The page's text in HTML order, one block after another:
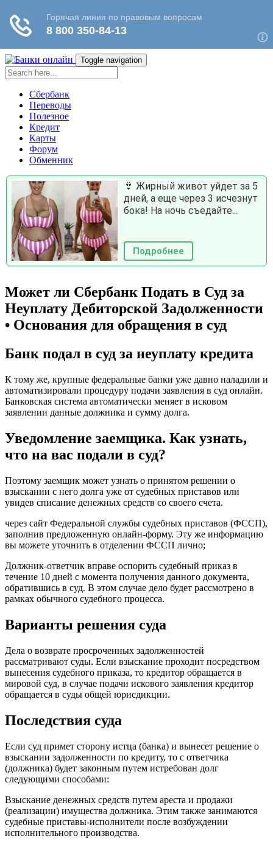
Toggle navigation
Сбербанк
Переводы
Полезное
Кредит
Карты
Форум
Обменник
👙 Жирный живот уйдет за 5
дней, а еще через 3 исчезнут
бока! На ночь съедайте...
Подробнее
Может ли Сбербанк Подать в Суд за
Неуплату Дебиторской Задолженности
• Основания для обращения в суд
Банк подал в суд за неуплату кредита
К тому же, крупные федеральные банки уже давно наладили и
автоматизировали процедуру подачи заявления в суд онлайн.
Банковская система автоматически меняет в исковом
заявлении данные должника и сумму долга.
Уведомление заемщика. Как узнать,
что на вас подали в суд?
Поэтому заемщик может узнать о принятом решении о
взыскании с него долга уже от судебных приставов или
увидев списание денежных средств со своего счета.
через сайт Федеральной службы судебных приставов (ФССП),
заполнив предложенную онлайн-форму. Эту же информацию
вы можете уточнить в отделении ФССП лично;
Должник-ответчик вправе оспорить судебный приказ в
течение 10 дней с момента получения данного документа,
обратившись в суд. В этом случае дело будет рассмотрено в
рамках обычного судебного процесса.
Варианты решения суда
Дела о возврате просроченных задолженностей
рассматривают суды. Если взыскание проходит посредством
вынесения судебного приказа, то кредитор обращается в
мировой суд, в случае подачи искового заявления кредитор
обращается в суды общей юрисдикции.
Последствия суда
Если суд примет сторону истца (банка) и вынесет решение о
взыскании задолженности по кредиту, то с ответчика
(должника) будет законным путем истребован долг
следующими способами:
Взыскание денежных средств путем ареста и продажи
(реализации) имущества должника. Этим также занимаются
судебные приставы-исполнители после возбуждении
исполнительного производства.